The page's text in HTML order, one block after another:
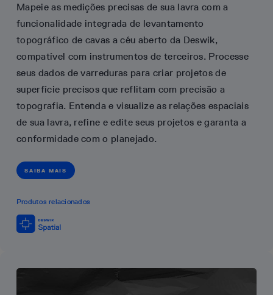
Mapeie as medições precisas de sua lavra com a
funcionalidade integrada de levantamento
topográfico de cavas a céu aberto da Deswik,
compatível com instrumentos de terceiros. Processe
seus dados de varreduras para criar projetos de
superfície precisos que reflitam com precisão a
topografia. Entenda e visualize as relações espaciais
de sua lavra, refine e edite seus projetos e garanta a
conformidade com o planejado.
SAIBA MAIS
Produtos relacionados